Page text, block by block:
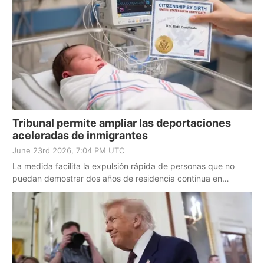
Tribunal permite ampliar las deportaciones
aceleradas de inmigrantes
June 23rd 2026, 7:04 PM UTC
La medida facilita la expulsión rápida de personas que no
puedan demostrar dos años de residencia continua en
Estados Unidos.